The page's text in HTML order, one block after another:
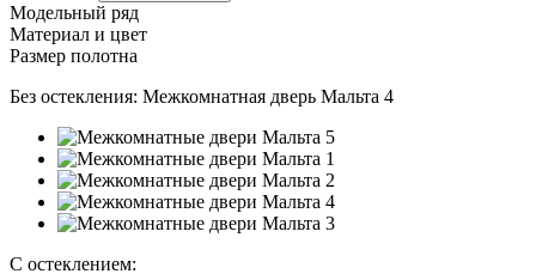
Модельный ряд
Материал и цвет
Размер полотна
Без остекления: Межкомнатная дверь Мальта 4
С остеклением: